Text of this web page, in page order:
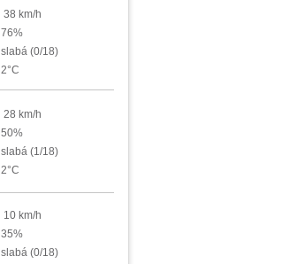
38 km/h
76%
slabá (0/18)
2°C
28 km/h
50%
slabá (1/18)
2°C
10 km/h
35%
slabá (0/18)